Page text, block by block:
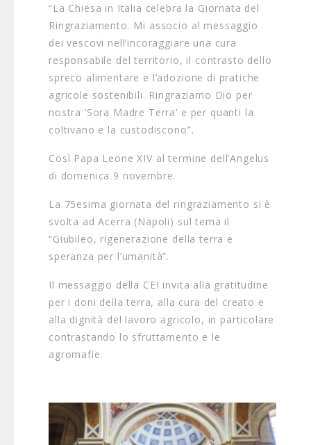
“La Chiesa in Italia celebra la Giornata del
Ringraziamento. Mi associo al messaggio
dei vescovi nell’incoraggiare una cura
responsabile del territorio, il contrasto dello
spreco alimentare e l’adozione di pratiche
agricole sostenibili. Ringraziamo Dio per
nostra ‘Sora Madre Terra’ e per quanti la
coltivano e la custodiscono”.
Così Papa Leone XIV al termine dell’Angelus
di domenica 9 novembre.
La 75esima giornata del ringraziamento si è
svolta ad Acerra (Napoli) sul tema il
“Giubileo, rigenerazione della terra e
speranza per l’umanità”.
Il messaggio della CEI invita alla gratitudine
per i doni della terra, alla cura del creato e
alla dignità del lavoro agricolo, in particolare
contrastando lo sfruttamento e le
agromafie.